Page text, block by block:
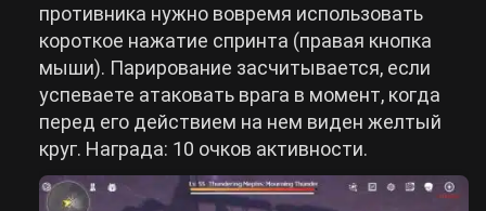
противника нужно вовремя использовать
короткое нажатие спринта (правая кнопка
мыши). Парирование засчитывается, если
успеваете атаковать врага в момент, когда
перед его действием на нем виден желтый
круг. Награда: 10 очков активности.